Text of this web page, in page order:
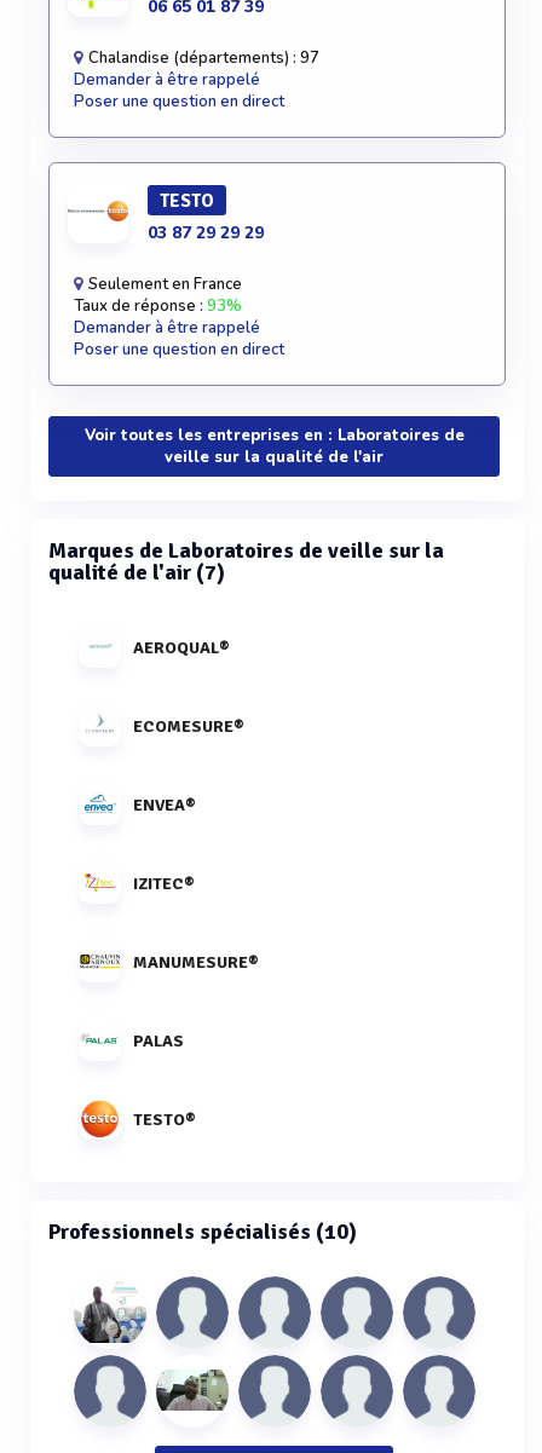
06 65 01 87 39
Chalandise (départements) : 97
Demander à être rappelé
Poser une question en direct
TESTO
03 87 29 29 29
Seulement en France
Taux de réponse : 93%
Demander à être rappelé
Poser une question en direct
Voir toutes les entreprises en : Laboratoires de
veille sur la qualité de l'air
Marques de Laboratoires de veille sur la
qualité de l'air (7)
AEROQUAL®
ECOMESURE®
ENVEA®
IZITEC®
MANUMESURE®
PALAS
TESTO®
Professionnels spécialisés (10)